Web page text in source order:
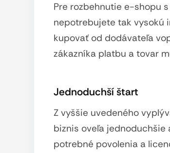
Pre rozbehnutie e-shopu
nepotrebujete tak vysokú
kupovať od dodávateľa
zákazníka platbu a tovar
Jednoduchší štart
Z vyššie uvedeného
biznis oveľa jednoduchšie
potrebné povolenia a